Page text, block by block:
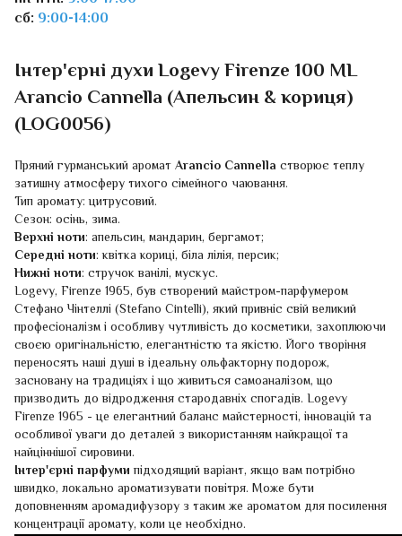
сб: 9:00-14:00
Інтер'єрні духи Logevy Firenze 100 ML
Arancio Cannella (Апельсин & кориця)
(LOG0056)
Пряний гурманський ароматArancio Cannella створює теплу
затишну атмосферу тихого сімейного чаювання.
Тип аромату: цитрусовий.
Сезон: осінь, зима.
Верхні ноти: апельсин, мандарин, бергамот;
Середні ноти: квітка кориці, біла лілія, персик;
Нижні ноти: стручок ванілі, мускус.
Logevy, Firenze 1965, був створений майстром-парфумером
Стефано Чінтеллі (Stefano Cintelli), який привніс свій великий
професіоналізм і особливу чутливість до косметики, захоплюючи
своєю оригінальністю, елегантністю та якістю. Його творіння
переносять наші душі в ідеальну ольфакторну подорож,
засновану на традиціях і що живиться самоаналізом, що
призводить до відродження стародавніх спогадів. Logevy
Firenze 1965 - це елегантний баланс майстерності, інновацій та
особливої уваги до деталей з використанням найкращої та
найціннішої сировини.
Інтер'єрні парфумипідходящий варіант, якщо вам потрібно
швидко, локально ароматизувати повітря. Може бути
доповненням аромадифузору з таким же ароматом для посилення
концентрації аромату, коли це необхідно.